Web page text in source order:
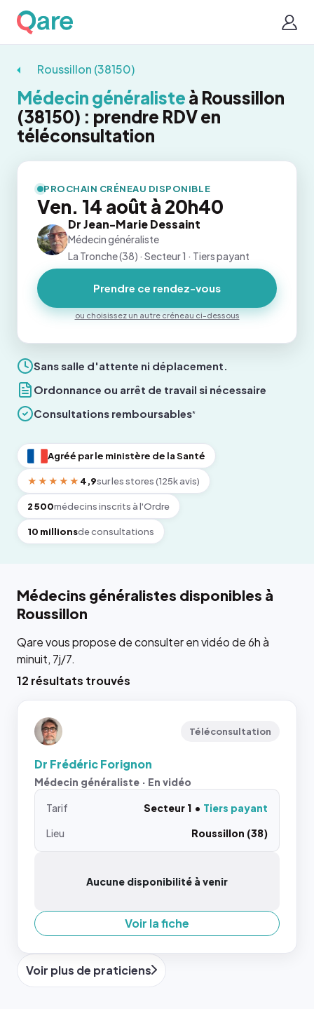
Roussillon (38150)
Médecin généraliste à Roussillon
(38150) : prendre RDV en
téléconsultation
Sans salle d'attente ni déplacement.
Ordonnance ou arrêt de travail si nécessaire
Consultations remboursables*
Agréé par le ministère de la Santé
★★★★★ 4,9sur les stores (125k avis)
2 500médecins inscrits à l'Ordre
10 millionsde consultations
PROCHAIN CRÉNEAU DISPONIBLE
Ven. 14 août à 20h40
Dr Jean-Marie Dessaint
Médecin généraliste
La Tronche (38) · Secteur 1 · Tiers payant
Prendre ce rendez-vous
ou choisissez un autre créneau ci-dessous
Médecins généralistes disponibles à
Roussillon
Qare vous propose de consulter en vidéo de 6h à
minuit, 7j/7.
12 résultats trouvés
Téléconsultation
Dr Frédéric Forignon
Médecin généraliste · En vidéo
Tarif Secteur 1
Tiers payant
Lieu
Roussillon (38)
Aucune disponibilité à venir
Voir la fiche
Voir plus de praticiens